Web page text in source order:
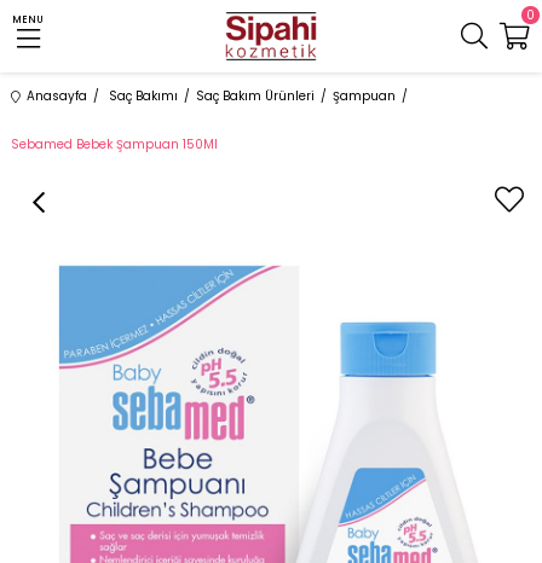
MENU 0
Anasayfa Saç Bakımı Saç Bakım Ürünleri Şampuan
Sebamed Bebek Şampuan 150Ml